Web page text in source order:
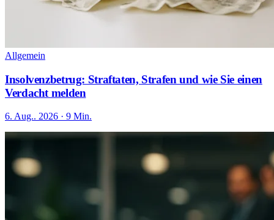
Allgemein
Insolvenzbetrug: Straftaten, Strafen und wie Sie einen
Verdacht melden
6. Aug.. 2026 · 9 Min.